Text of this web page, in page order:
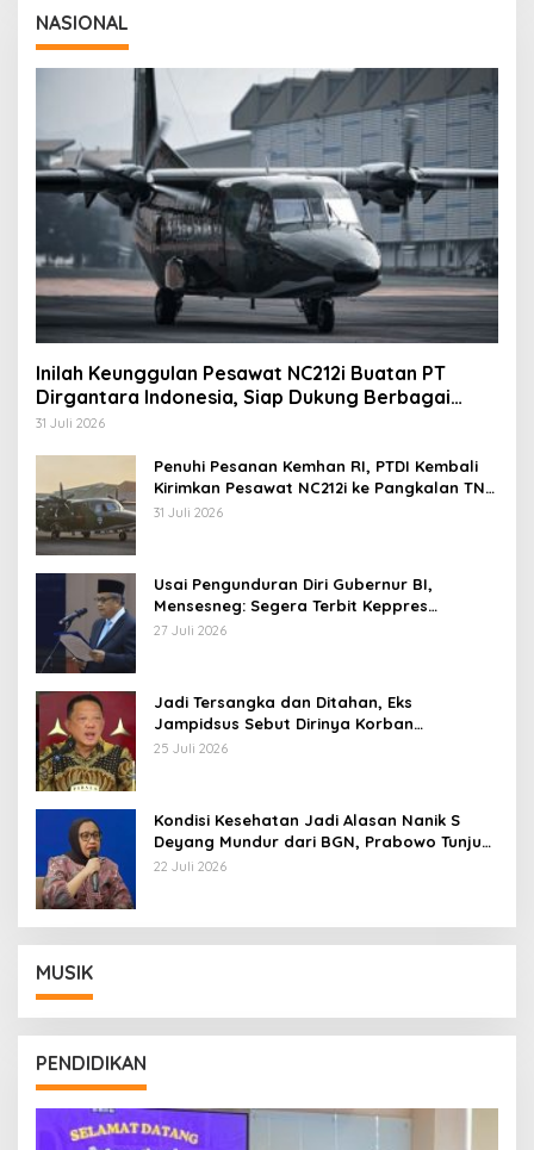
NASIONAL
Inilah Keunggulan Pesawat NC212i Buatan PT
Dirgantara Indonesia, Siap Dukung Berbagai
Operasi TNI
31 Juli 2026
Penuhi Pesanan Kemhan RI, PTDI Kembali
Kirimkan Pesawat NC212i ke Pangkalan TNI
AU
31 Juli 2026
Usai Pengunduran Diri Gubernur BI,
Mensesneg: Segera Terbit Keppres
Pemberhentian dengan Hormat
27 Juli 2026
Jadi Tersangka dan Ditahan, Eks
Jampidsus Sebut Dirinya Korban
Kriminalisasi
25 Juli 2026
Kondisi Kesehatan Jadi Alasan Nanik S
Deyang Mundur dari BGN, Prabowo Tunjuk
Wamentan Sudaryono
22 Juli 2026
MUSIK
PENDIDIKAN